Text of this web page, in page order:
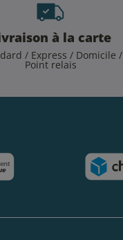
à la carte
/ Express / Domicile /
Point relais